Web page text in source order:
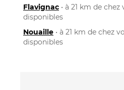
Flavignac • à 21 km de
disponibles
Nouaille • à 21 km de chez
disponibles